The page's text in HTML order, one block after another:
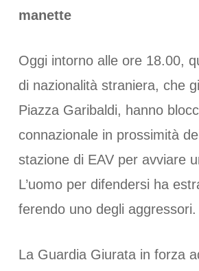
manette
Oggi intorno alle ore 18.00,
di nazionalità straniera, che
Piazza Garibaldi, hanno
connazionale in prossimità
stazione di EAV per avviare
L’uomo per difendersi ha
ferendo uno degli aggressori.
La Guardia Giurata in forza